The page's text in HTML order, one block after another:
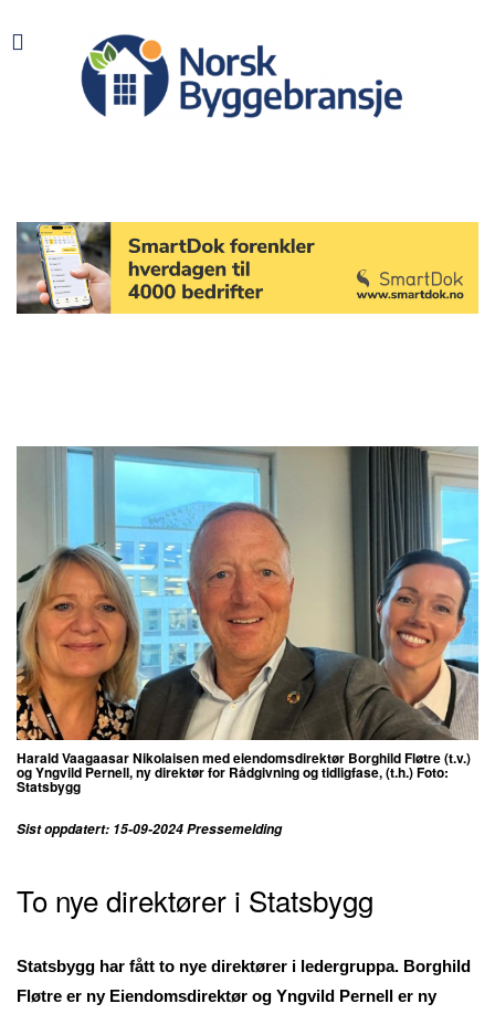
Harald Vaagaasar Nikolaisen med eiendomsdirektør Borghild Fløtre (t.v.)
og Yngvild Pernell, ny direktør for Rådgivning og tidligfase, (t.h.) Foto:
Statsbygg
Sist oppdatert: 15-09-2024 Pressemelding
To nye direktører i Statsbygg
Statsbygg har fått to nye direktører i ledergruppa. Borghild
Fløtre er ny Eiendomsdirektør og Yngvild Pernell er ny